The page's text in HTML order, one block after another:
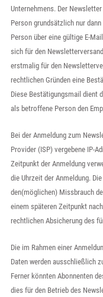
Unternehmens. Der
Person grundsätzlich nur
Person über eine gültige E-
sich für den
erstmalig für den
rechtlichen Gründen eine
Diese Bestätigungsmail dient
als betroffene Person den
Bei der Anmeldung zum
Provider (ISP) vergebene IP-
Zeitpunkt der Anmeldung
die Uhrzeit der Anmeldung.
den(möglichen) Missbrauch
einem späteren Zeitpunkt
rechtlichen Absicherung des
Die im Rahmen einer
Daten werden ausschließlich
Ferner könnten Abonnenten
dies für den Betrieb des